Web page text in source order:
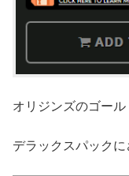
オリジンズのゴール
デラックスパックに